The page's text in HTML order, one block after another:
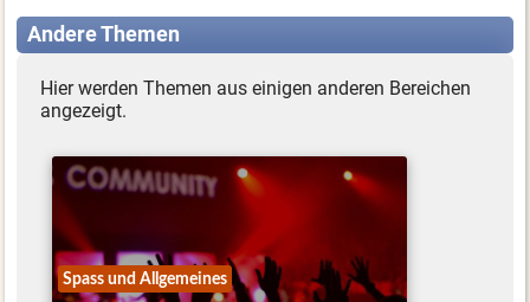
Andere Themen
Hier werden Themen aus einigen anderen Bereichen
angezeigt.
Spass und Allgemeines